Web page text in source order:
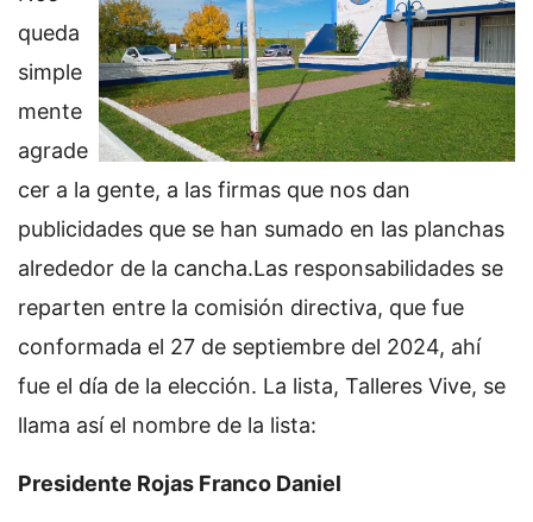
queda
simple
mente
agrade
cer a la gente, a las firmas que nos dan
publicidades que se han sumado en las planchas
alrededor de la cancha.Las responsabilidades se
reparten entre la comisión directiva, que fue
conformada el 27 de septiembre del 2024, ahí
fue el día de la elección. La lista, Talleres Vive, se
llama así el nombre de la lista:
Presidente Rojas Franco Daniel